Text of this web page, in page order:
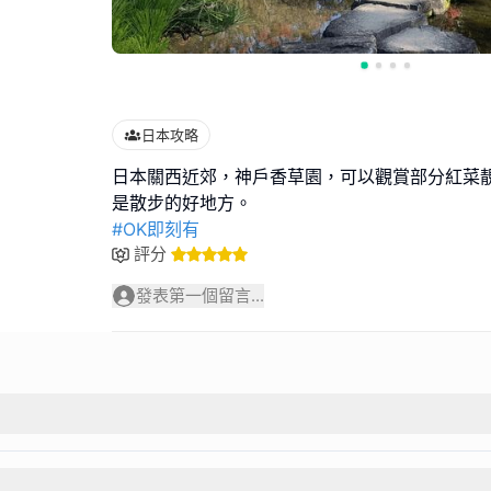
日本攻略
日本關西近郊，神戶香草園，可以觀賞部分紅菜
#OK即刻有
評分
發表第一個留言...